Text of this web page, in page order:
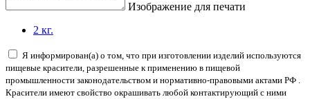
Изображение для печати
2 кг.
Я информирован(а) о том, что при изготовлении изделий используются
пищевые красители, разрешенные к применению в пищевой
промышленности законодательством и нормативно-правовыми актами РФ .
Красители имеют свойство окрашивать любой контактирующий с ними